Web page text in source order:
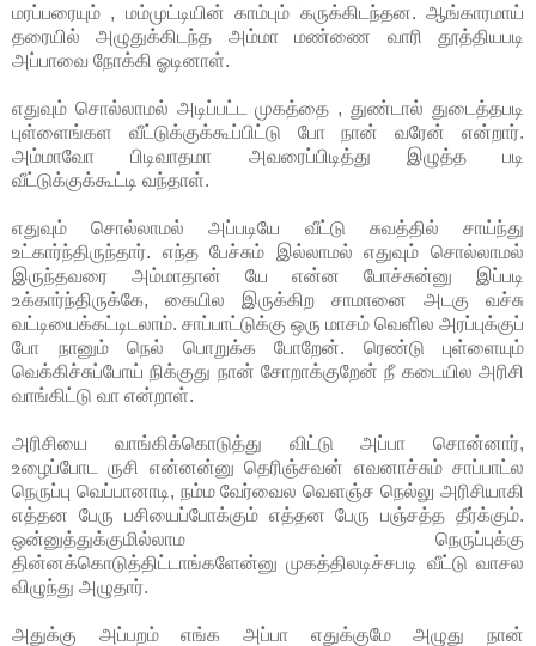
மரப்பரையும் , மம்முட்டியின் காம்பும் கருக்கிடந்தன. ஆங்காரமாய்
தரையில் அழுதுக்கிடந்த அம்மா மண்ணை வாரி தூத்தியபடி
அப்பாவை நோக்கி ஓடினாள்.
எதுவும் சொல்லாமல் அடிப்பட்ட முகத்தை , துண்டால் துடைத்தபடி
புள்ளைங்கள வீட்டுக்குக்கூப்பிட்டு போ நான் வரேன் என்றார்.
அம்மாவோ பிடிவாதமா அவரைப்பிடித்து இழுத்த படி
வீட்டுக்குக்கூட்டி வந்தாள்.
எதுவும் சொல்லாமல் அப்படியே வீட்டு சுவத்தில் சாய்ந்து
உட்கார்ந்திருந்தார். எந்த பேச்சும் இல்லாமல் எதுவும் சொல்லாமல்
இருந்தவரை அம்மாதான் யே என்ன போச்சுன்னு இப்படி
உக்கார்ந்திருக்கே, கையில இருக்கிற சாமானை அடகு வச்சு
வட்டியைக்கட்டிடலாம். சாப்பாட்டுக்கு ஒரு மாசம் வெளில அரப்புக்குப்
போ நானும் நெல் பொறுக்க போறேன். ரெண்டு புள்ளையும்
வெக்கிச்சுப்போய் நிக்குது நான் சோறாக்குறேன் நீ கடையில அரிசி
வாங்கிட்டு வா என்றாள்.
அரிசியை வாங்கிக்கொடுத்து விட்டு அப்பா சொன்னார்,
உழைப்போட ருசி என்னன்னு தெரிஞ்சவன் எவனாச்சும் சாப்பாட்ல
நெருப்பு வெப்பானாடி, நம்ம வேர்வைல வெளஞ்ச நெல்லு அரிசியாகி
எத்தன பேரு பசியைப்போக்கும் எத்தன பேரு பஞ்சத்த தீர்க்கும்.
ஒன்னுத்துக்குமில்லாம நெருப்புக்கு
தின்னக்கொடுத்திட்டாங்களேன்னு முகத்திலடிச்சபடி வீட்டு வாசல
விழுந்து அழுதார்.
அதுக்கு அப்பறம் எங்க அப்பா எதுக்குமே அழுது நான்